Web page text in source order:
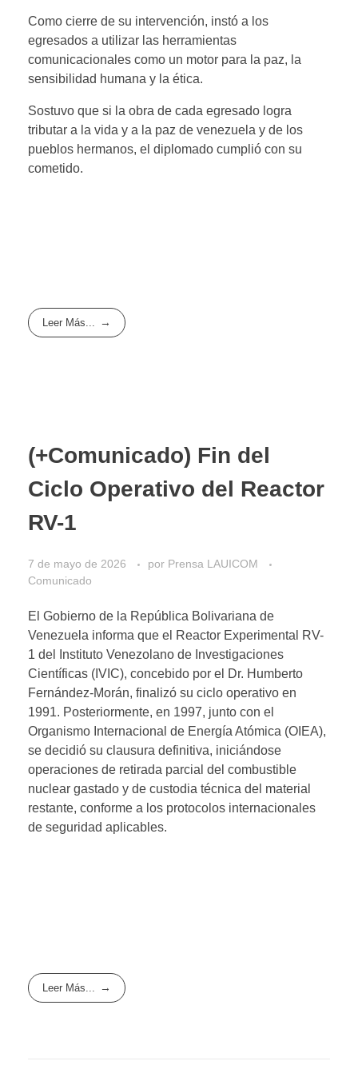
Como cierre de su intervención, instó a los
egresados a utilizar las herramientas
comunicacionales como un motor para la paz, la
sensibilidad humana y la ética.
Sostuvo que si la obra de cada egresado logra
tributar a la vida y a la paz de venezuela y de los
pueblos hermanos, el diplomado cumplió con su
cometido.
Leer Más...
(+Comunicado) Fin del
Ciclo Operativo del Reactor
RV-1
7 de mayo de 2026 por Prensa LAUICOM
Comunicado
El Gobierno de la República Bolivariana de
Venezuela informa que el Reactor Experimental RV-
1 del Instituto Venezolano de Investigaciones
Científicas (IVIC), concebido por el Dr. Humberto
Fernández-Morán, finalizó su ciclo operativo en
1991. Posteriormente, en 1997, junto con el
Organismo Internacional de Energía Atómica (OIEA),
se decidió su clausura definitiva, iniciándose
operaciones de retirada parcial del combustible
nuclear gastado y de custodia técnica del material
restante, conforme a los protocolos internacionales
de seguridad aplicables.
Leer Más...